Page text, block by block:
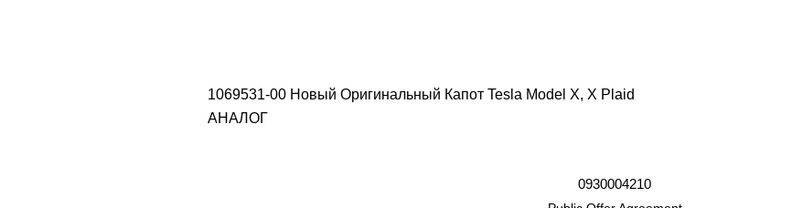
1069531-00 Новый Оригинальный Капот Tesla Model X, X Plaid
АНАЛОГ
0930004210